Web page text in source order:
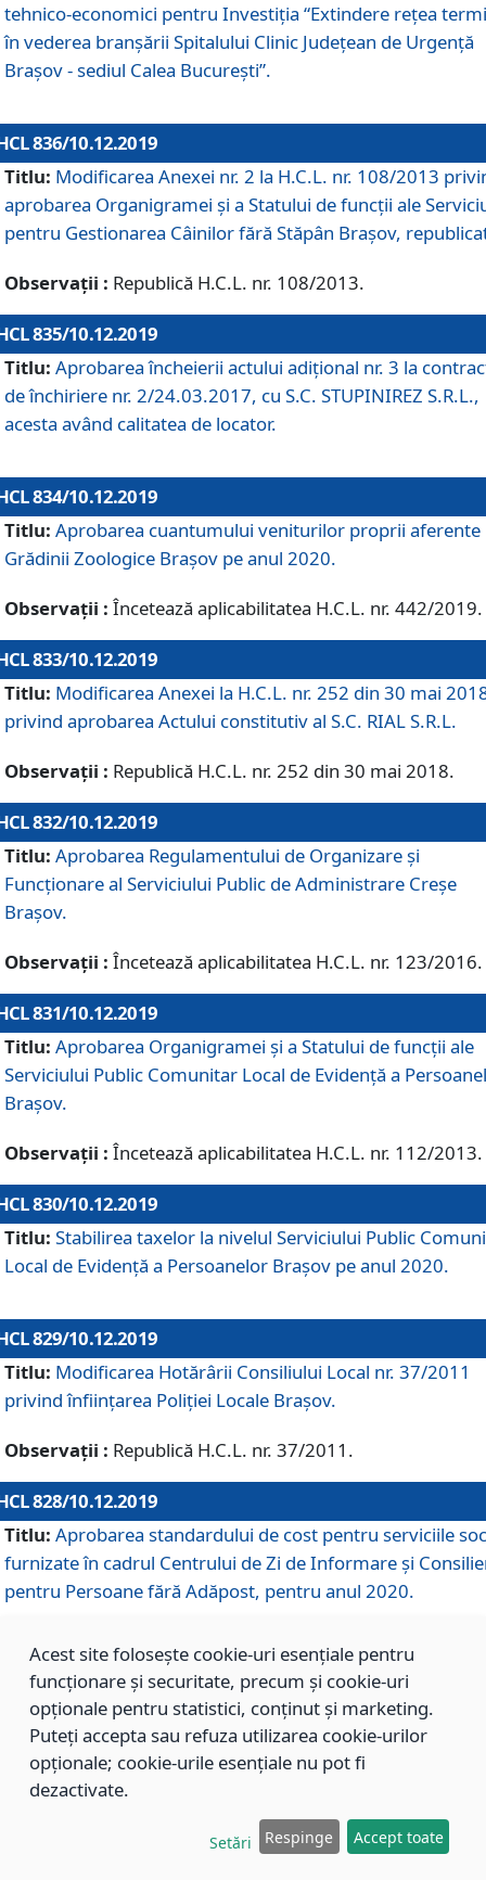
tehnico-economici pentru Investiția “Extindere rețea
în vederea branșării Spitalului Clinic Județean de Urgență
Brașov - sediul Calea București”.
836/10.12.2019
Titlu: Modificarea Anexei nr. 2 la H.C.L. nr. 108/2013
aprobarea Organigramei şi a Statului de funcții ale
pentru Gestionarea Câinilor fără Stăpân Brașov,
Observații : Republică H.C.L. nr. 108/2013.
835/10.12.2019
Titlu: Aprobarea încheierii actului adițional nr. 3 la
de închiriere nr. 2/24.03.2017, cu S.C. STUPINIREZ S.R.L.,
acesta având calitatea de locator.
834/10.12.2019
Titlu: Aprobarea cuantumului veniturilor proprii aferente
Grădinii Zoologice Braşov pe anul 2020.
Observații : Încetează aplicabilitatea H.C.L. nr. 442/2019.
833/10.12.2019
Titlu: Modificarea Anexei la H.C.L. nr. 252 din 30 mai
privind aprobarea Actului constitutiv al S.C. RIAL S.R.L.
Observații : Republică H.C.L. nr. 252 din 30 mai 2018.
832/10.12.2019
Titlu: Aprobarea Regulamentului de Organizare și
Funcționare al Serviciului Public de Administrare Creșe
Brașov.
Observații : Încetează aplicabilitatea H.C.L. nr. 123/2016.
831/10.12.2019
Titlu: Aprobarea Organigramei și a Statului de funcții ale
Serviciului Public Comunitar Local de Evidență a
Brașov.
Observații : Încetează aplicabilitatea H.C.L. nr. 112/2013.
830/10.12.2019
Titlu: Stabilirea taxelor la nivelul Serviciului Public
Local de Evidenţă a Persoanelor Braşov pe anul 2020.
829/10.12.2019
Titlu: Modificarea Hotărârii Consiliului Local nr. 37/2011
privind înființarea Poliției Locale Brașov.
Observații : Republică H.C.L. nr. 37/2011.
828/10.12.2019
Titlu: Aprobarea standardului de cost pentru serviciile
furnizate în cadrul Centrului de Zi de Informare și
pentru Persoane fără Adăpost, pentru anul 2020.
827/10.12.2019
Aprobarea standardului de cost pentru serviciile
furnizate în cadrul Centrului Rezidențial pentru Persoane
Adăpost, pentru anul 2020.
Aprobarea standardului de cost pentru serviciile
Acest site folosește cookie-uri esențiale pentru
funcționare și securitate, precum și cookie-uri
opționale pentru statistici, conținut și marketing.
Puteți accepta sau refuza utilizarea cookie-urilor
opționale; cookie-urile esențiale nu pot fi
dezactivate.
Setări Respinge Accept toate